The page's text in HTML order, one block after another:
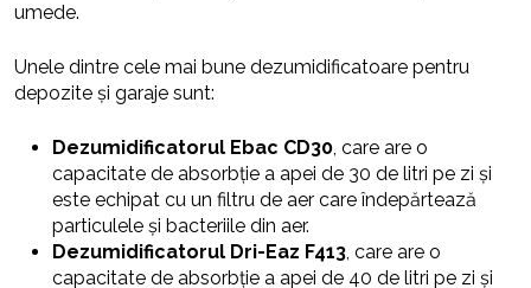
umede.
Unele dintre cele mai bune dezumidificatoare pentru
depozite și garaje sunt:
Dezumidificatorul Ebac CD30, care are o
capacitate de absorbție a apei de 30 de litri pe zi și
este echipat cu un filtru de aer care îndepărtează
particulele și bacteriile din aer.
Dezumidificatorul Dri-Eaz F413, care are o
capacitate de absorbție a apei de 40 de litri pe zi și